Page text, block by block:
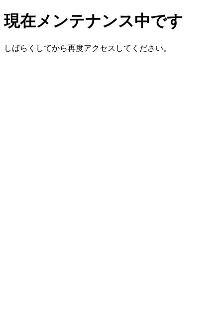
現在メンテナンス中です
しばらくしてから再度アクセスしてください。